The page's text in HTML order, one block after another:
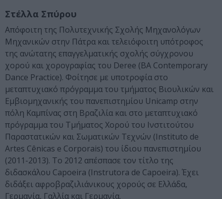
Στέλλα Σπύρου
Απόφοιτη της Πολυτεχνικής Σχολής Μηχανολόγων
Μηχανικών στην Πάτρα και τελειόφοιτη υπότροφος
της ανώτατης επαγγελματικής σχολής σύγχρονου
χορού και χορογραφίας του Deree (BA Contemporary
Dance Practice). Φοίτησε με υποτροφία στο
μεταπτυχιακό πρόγραμμα του τμήματος Βιουλικών και
Εμβιομηχανικής του πανεπιστημίου Unicamp στην
πόλη Καμπίνας στη Βραζιλία και στο μεταπτυχιακό
πρόγραμμα του Τμήματος Χορού του Ινστιτούτου
Παραστατικών και Σωματικών Τεχνών (Instituto de
Artes Cênicas e Corporais) του ίδιου πανεπιστημίου
(2011-2013). To 2012 απέσπασε τον τίτλο της
διδασκάλου Capoeira (Instrutora de Capoeira). Έχει
διδάξει αφροβραζιλιάνικους χορούς σε Ελλάδα,
Γερμανία, Γαλλία και Γερμανία.